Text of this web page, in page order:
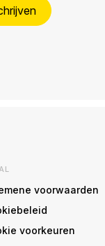
voorwaarden
voorkeuren